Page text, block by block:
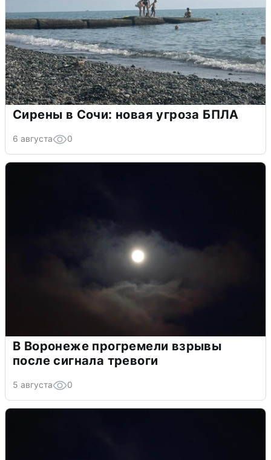
Сирены в Сочи: новая угроза БПЛА
6 августа 0
В Воронеже прогремели взрывы
после сигнала тревоги
5 августа 0